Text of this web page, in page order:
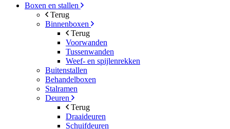
Boxen en stallen
Terug
Binnenboxen
Terug
Voorwanden
Tussenwanden
Weef- en spijlenrekken
Buitenstallen
Behandelboxen
Stalramen
Deuren
Terug
Draaideuren
Schuifdeuren